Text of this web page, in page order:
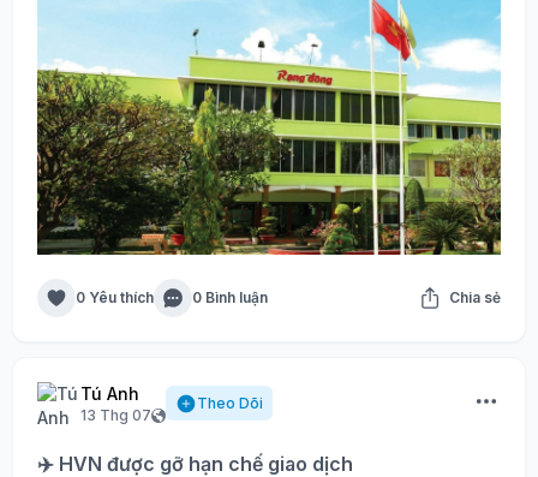
0 Yêu thích 0 Bình luận Chia sẻ
Tú Anh
13 Thg 07
Theo Dõi
✈️ HVN được gỡ hạn chế giao dịch